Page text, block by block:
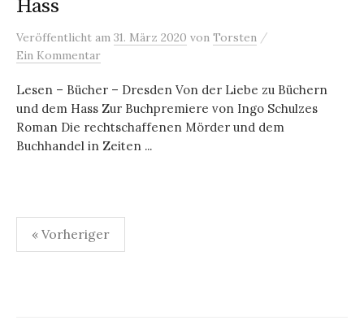
Hass
Veröffentlicht am 31. März 2020 von Torsten /
Ein Kommentar
Lesen – Bücher – Dresden Von der Liebe zu Büchern
und dem Hass Zur Buchpremiere von Ingo Schulzes
Roman Die rechtschaffenen Mörder und dem
Buchhandel in Zeiten ...
Seitennummerierung
der
« Vorheriger